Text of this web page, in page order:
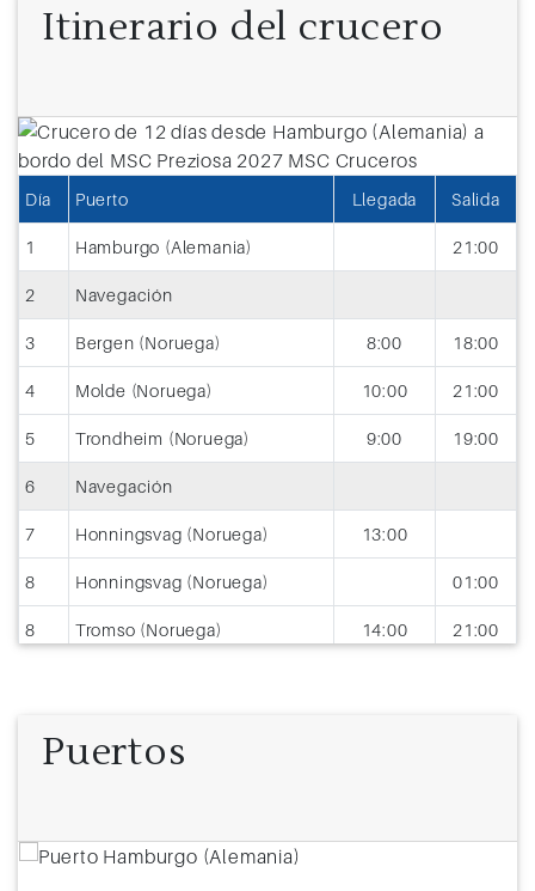
Itinerario del crucero
Día Puerto Llegada Salida
1 Hamburgo (Alemania) 21:00
2 Navegación
3 Bergen (Noruega) 8:00 18:00
4 Molde (Noruega) 10:00 21:00
5 Trondheim (Noruega) 9:00 19:00
6 Navegación
7 Honningsvag (Noruega) 13:00
8 Honningsvag (Noruega) 01:00
8 Tromso (Noruega) 14:00 21:00
Puertos